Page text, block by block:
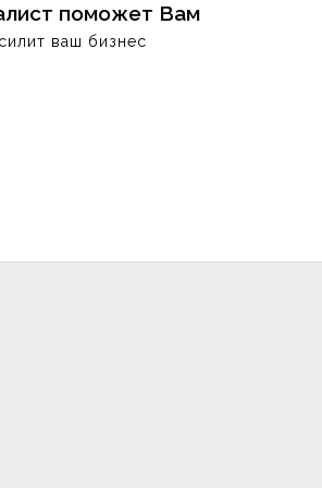
поможет Вам
ваш бизнес